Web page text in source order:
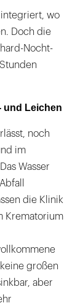
wo
Doch die
Nocht-
und Leichen
noch
im
Wasser
die Klinik
Krematorium
großen
aber